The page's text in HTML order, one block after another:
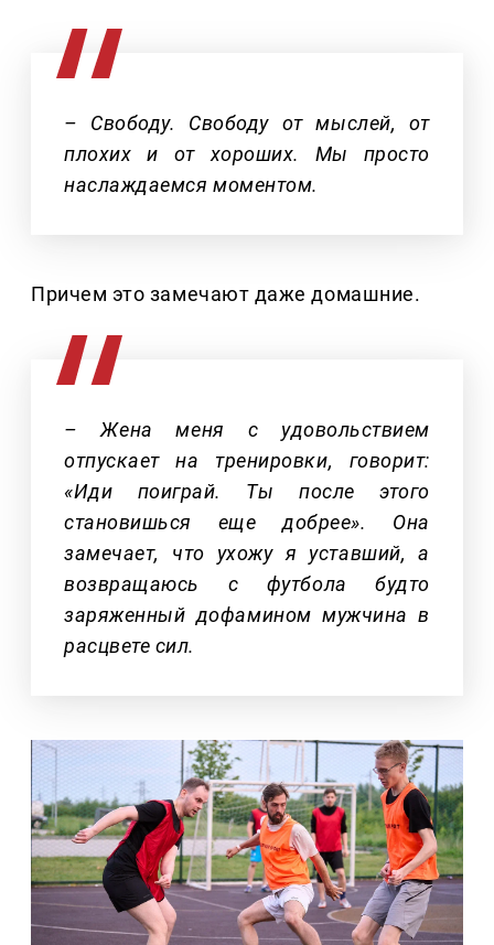
– Свободу. Свободу от мыслей, от
плохих и от хороших. Мы просто
наслаждаемся моментом.
Причем это замечают даже домашние.
– Жена меня с удовольствием
отпускает на тренировки, говорит:
«Иди поиграй. Ты после этого
становишься еще добрее». Она
замечает, что ухожу я уставший, а
возвращаюсь с футбола будто
заряженный дофамином мужчина в
расцвете сил.